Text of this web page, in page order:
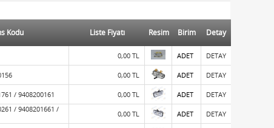
Kodu Liste Fiyatı Resim Birim Detay
0,00 TL ADET DETAY
0,00 TL ADET DETAY
/ 9408200161 0,00 TL ADET DETAY
/ 9408201661 /
0,00 TL ADET DETAY